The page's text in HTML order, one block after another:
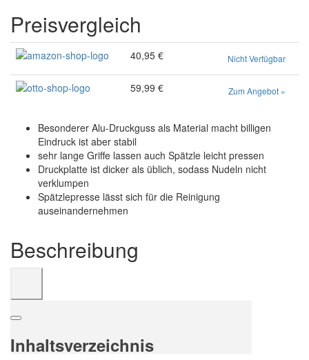
Preisvergleich
40,95 € Nicht Verfügbar
59,99 € Zum Angebot »
Besonderer Alu-Druckguss als Material macht billigen
Eindruck ist aber stabil
sehr lange Griffe lassen auch Spätzle leicht pressen
Druckplatte ist dicker als üblich, sodass Nudeln nicht
verklumpen
Spätzlepresse lässt sich für die Reinigung
auseinandernehmen
Beschreibung
Inhaltsverzeichnis